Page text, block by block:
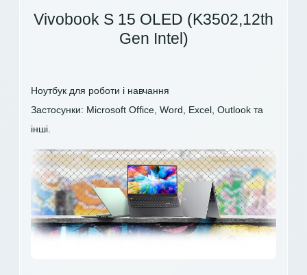
Vivobook S 15 OLED (K3502,12th
Gen Intel)
Ноутбук для роботи і навчання
Застосунки: Microsoft Office, Word, Excel, Outlook та
інші.